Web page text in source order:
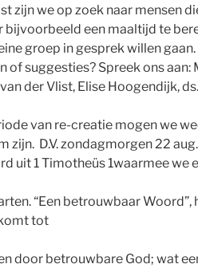
zijn we op zoek naar mensen
bijvoorbeeld een maaltijd te
groep in gesprekwillen
of suggesties? Spreek ons aan:
der Vlist, Elise Hoogendijk,
van re-creatie mogen we
zijn. D.V. zondagmorgen 22
uit 1 Timotheüs 1waarmee we
“Een betrouwbaar Woord”,
tot
door betrouwbare God; wat